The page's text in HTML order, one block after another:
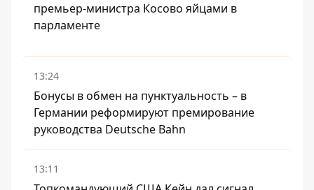
премьер-министра Косово яйцами в
парламенте
13:24
Бонусы в обмен на пунктуальность – в
Германии реформируют премирование
руководства Deutsche Bahn
13:11